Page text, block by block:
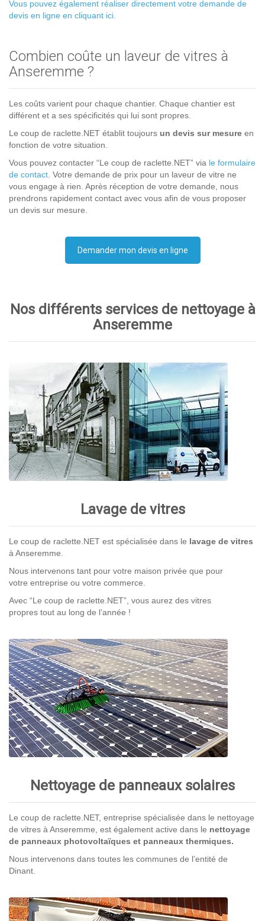
Vous pouvez également réaliser directement votre demande de
devis en ligne en cliquant ici.
Combien coûte un laveur de vitres à
Anseremme ?
Les coûts varient pour chaque chantier. Chaque chantier est
différent et a ses spécificités qui lui sont propres.
Le coup de raclette.NET établit toujours un devis sur mesure en
fonction de votre situation.
Vous pouvez contacter “Le coup de raclette.NET” via le formulaire
de contact. Votre demande de prix pour un laveur de vitre ne
vous engage à rien. Après réception de votre demande, nous
prendrons rapidement contact avec vous afin de vous proposer
un devis sur mesure.
Demander mon devis en ligne
Nos différents services de nettoyage à
Anseremme
Lavage de vitres
Le coup de raclette.NET est spécialisée dans le lavage de vitres
à Anseremme.
Nous intervenons tant pour votre maison privée que pour
votre entreprise ou votre commerce.
Avec “Le coup de raclette.NET”, vous aurez des vitres
propres tout au long de l’année !
Nettoyage de panneaux solaires
Le coup de raclette.NET, entreprise spécialisée dans le nettoyage
de vitres à Anseremme, est également active dans le nettoyage
de panneaux photovoltaïques et panneaux thermiques.
Nous intervenons dans toutes les communes de l’entité de
Dinant.